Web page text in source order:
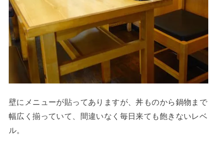
壁にメニューが貼ってありますが、丼ものから鍋物まで
幅広く揃っていて、間違いなく毎日来ても飽きないレベ
ル。